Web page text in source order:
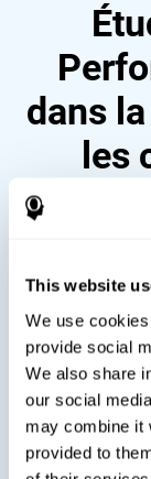
This website
We use
provide social
We also share
our social
may combine it
provided to
dans
les